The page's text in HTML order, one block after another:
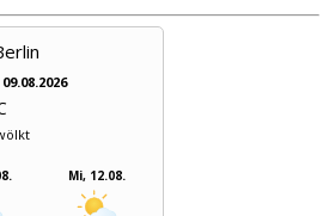
Mi, 12.08.